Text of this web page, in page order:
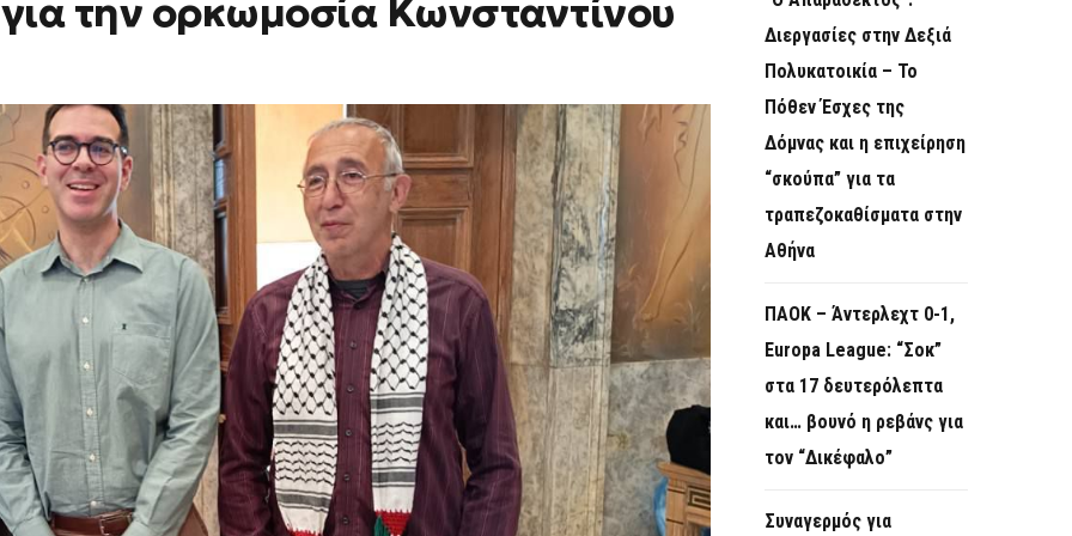
την ορκωμοσία Κωνσταντίνου
Διεργασίες στην Δεξιά
Πολυκατοικία – Το
Πόθεν Έσχες της
Δόμνας και η επιχείρηση
“σκούπα” για τα
τραπεζοκαθίσματα στην
Αθήνα
ΠΑΟΚ – Άντερλεχτ 0-1,
Europa League: “Σοκ”
στα 17 δευτερόλεπτα
και… βουνό η ρεβάνς για
τον “Δικέφαλο”
Συναγερμός για